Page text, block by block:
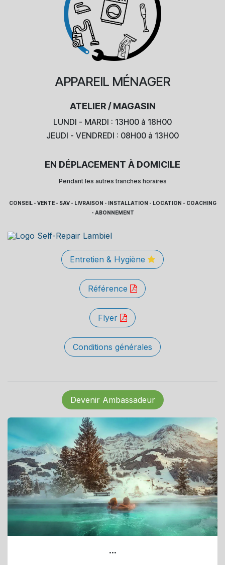
APPAREIL MÉNAGER
ATELIER / MAGASIN
LUNDI - MARDI : 13H00 à 18H00
JEUDI - VENDREDI : 08H00 à 13H00
EN DÉPLACEMENT À DOMICILE
Pendant les autres tranches horaires
CONSEIL - VENTE - SAV - LIVRAISON - INSTALLATION - LOCATION - COACHING
- ABONNEMENT
Entretien & Hygiène
Référence
Flyer
Conditions générales
Devenir Ambassadeur
...